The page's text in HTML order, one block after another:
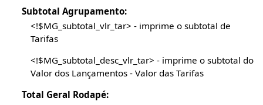
Subtotal Agrupamento:
<!$MG_subtotal_vlr_tar> - imprime o subtotal de
Tarifas
<!$MG_subtotal_desc_vlr_tar> - imprime o subtotal do
Valor dos Lançamentos - Valor das Tarifas
Total Geral Rodapé: